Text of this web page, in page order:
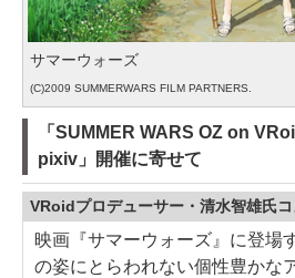
サマーウォーズ
(C)2009 SUMMERWARS FILM PARTNERS.
「SUMMER WARS OZ on
pixiv」開催に寄せて
VRoidプロデューサー・清水智雄氏コ
映画『サマーウォーズ』に登場
の姿にとらわれない個性豊かな